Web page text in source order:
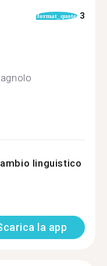
format_quote 3
linguistico
la app